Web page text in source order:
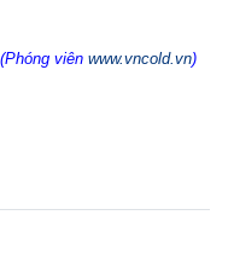
(Phóng viên www.vncold.vn)